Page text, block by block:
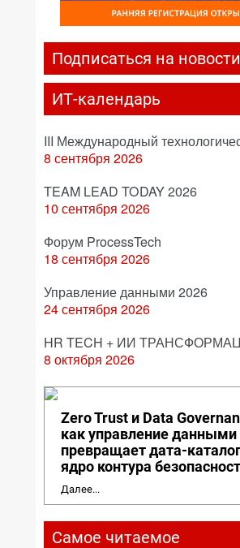
Подписаться на новости
ИТ-календарь
III Международный
8 сентября 2026
TEAM LEAD TODAY 2026
10 сентября 2026
Форум ProcessTech
18 сентября 2026
Управление данными 2026
24 сентября 2026
HR TECH + ИИ
8 октября 2026
Zero Trust и Data
как управление данными
превращает дата-
ядро контура
Далее...
Самое читаемое